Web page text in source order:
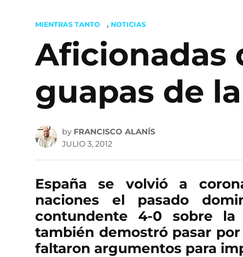
POSTED
MIENTRAS TANTO , NOTICIAS
Aficionadas
guapas de
by FRANCISCO ALANÍS
JULIO 3, 2012
España se volvió a
naciones el pasado
contundente 4-0 sobre la
también demostró pasar
faltaron argumentos para